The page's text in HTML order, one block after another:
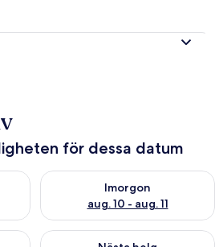
för dessa datum
för ikväll aug. 9 - aug. 10
Imorgon
aug. 10 - aug. 11
Kontrollera tillgängligheten
för den här helgen aug. 14 - aug.
Kontrollera tillgängligheten